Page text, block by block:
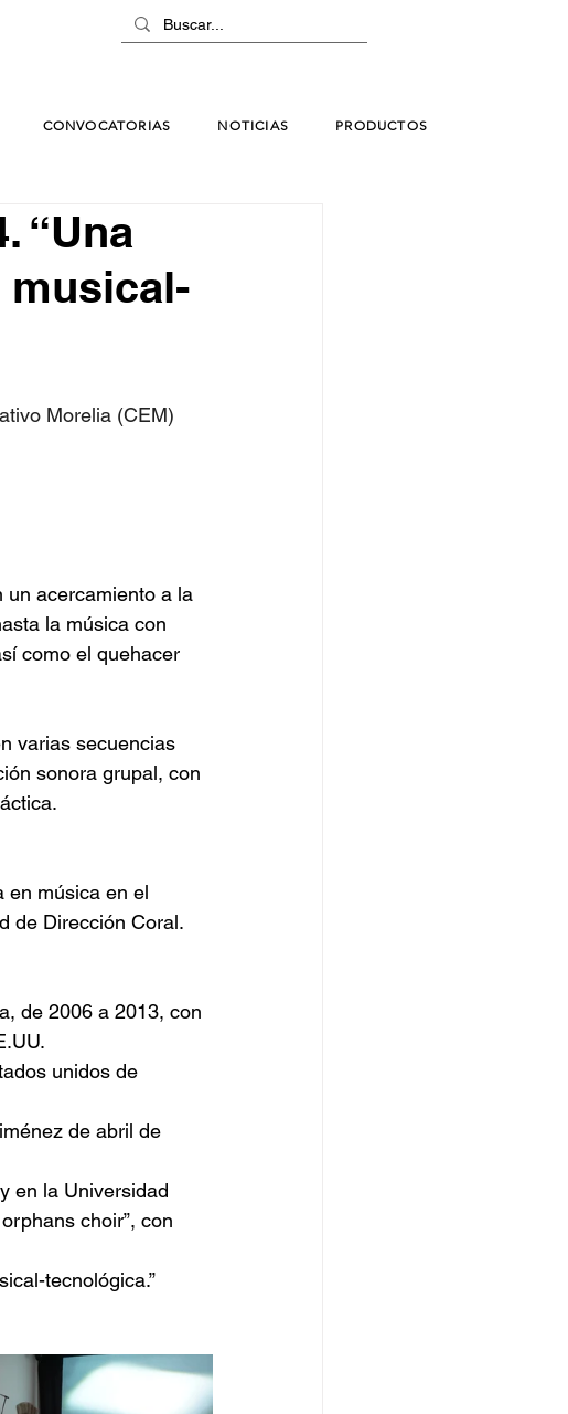
CONVOCATORIAS NOTICIAS PRODUCTOS
“Una
Morelia (CEM)
un acercamiento a la
la música con
como el quehacer
varias secuencias
sonora grupal, con
en música en el
de Dirección Coral.
de 2006 a 2013, con
unidos de
de abril de
en la Universidad
choir”, con
tecnológica.”